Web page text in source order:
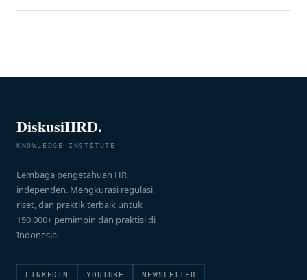
DiskusiHRD.
KNOWLEDGE INSTITUTE
Lembaga pengetahuan HR
independen. Mengkurasi regulasi,
riset, dan praktik terbaik untuk
150.000+ pemimpin dan praktisi di
Indonesia.
LINKEDIN YOUTUBE NEWSLETTER